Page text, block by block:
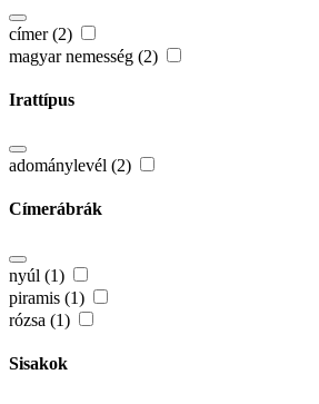
címer (2)
magyar nemesség (2)
Irattípus
adománylevél (2)
Címerábrák
nyúl (1)
piramis (1)
rózsa (1)
Sisakok